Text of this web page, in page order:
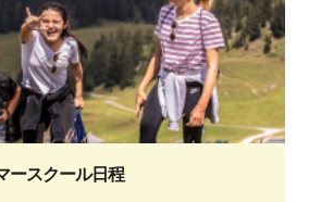
ースクール日程